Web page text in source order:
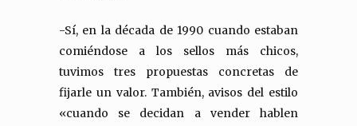
-Sí, en la década de 1990 cuando estaban
comiéndose a los sellos más chicos,
tuvimos tres propuestas concretas de
fijarle un valor. También, avisos del estilo
«cuando se decidan a vender hablen